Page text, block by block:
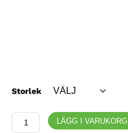
Storlek
Red
Original
LÄGG I VARUKORG